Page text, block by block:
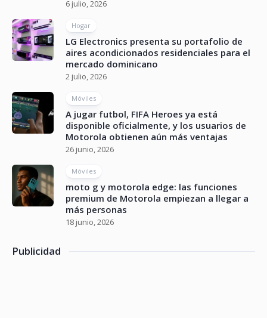
6 julio, 2026
Hogar
LG Electronics presenta su portafolio de
aires acondicionados residenciales para el
mercado dominicano
2 julio, 2026
Móviles
A jugar futbol, FIFA Heroes ya está
disponible oficialmente, y los usuarios de
Motorola obtienen aún más ventajas
26 junio, 2026
Móviles
moto g y motorola edge: las funciones
premium de Motorola empiezan a llegar a
más personas
18 junio, 2026
Publicidad